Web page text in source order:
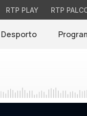
RTP PLAY RTP
Desporto